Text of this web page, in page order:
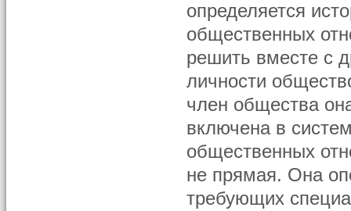
определяется
общественных
решить вместе с
личности
член общества
включена в
общественных
не прямая. Она
требующих